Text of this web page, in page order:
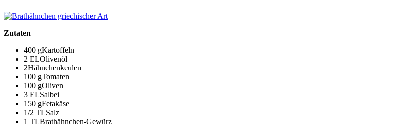
Zutaten
400 gKartoffeln
2 ELOlivenöl
2Hähnchenkeulen
100 gTomaten
100 gOliven
3 ELSalbei
150 gFetakäse
1/2 TLSalz
1 TLBrathähnchen-Gewürz